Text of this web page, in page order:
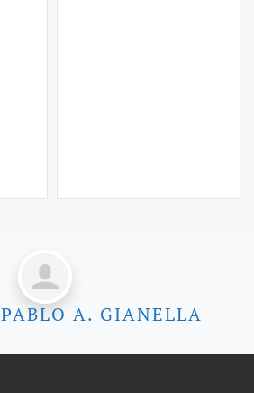
PABLO A. GIANELLA